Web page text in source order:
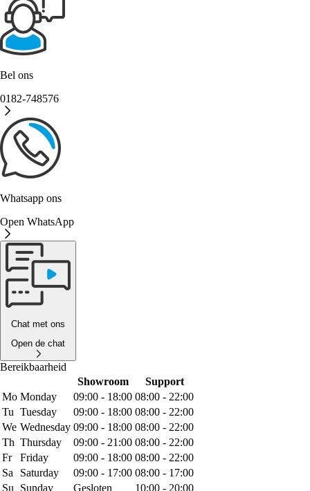
Bel ons
0182-748576
Whatsapp ons
Open WhatsApp
Chat met ons
Open de chat
Bereikbaarheid
Showroom
Support
Mo Monday 09:00 - 18:00 08:00 - 22:00
Tu Tuesday 09:00 - 18:00 08:00 - 22:00
We Wednesday 09:00 - 18:00 08:00 - 22:00
Th Thursday 09:00 - 21:00 08:00 - 22:00
Fr
Friday 09:00 - 18:00 08:00 - 22:00
Sa
Saturday 09:00 - 17:00 08:00 - 17:00
Su
Sunday Gesloten 10:00 - 20:00